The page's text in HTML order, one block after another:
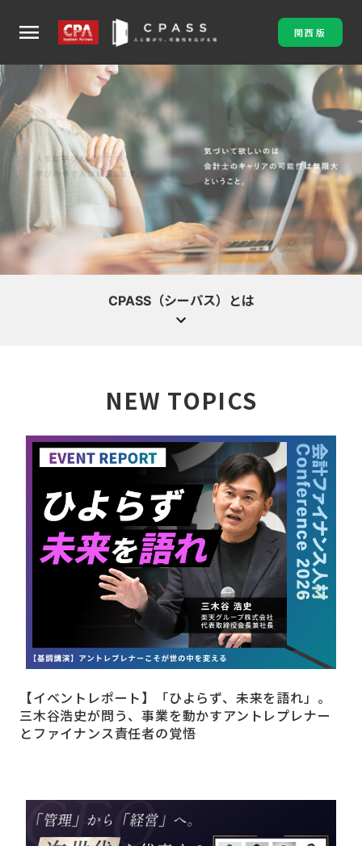
menu 関西版
CPASS（シーパス）とは
詳しく見る
NEW TOPICS
【イベントレポート】「ひよらず、未来を語れ」。
三木谷浩史が問う、事業を動かすアントレプレナー
とファイナンス責任者の覚悟